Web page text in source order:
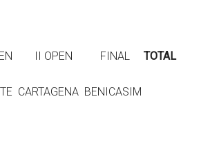
II OPEN FINAL TOTAL
BENICASIM